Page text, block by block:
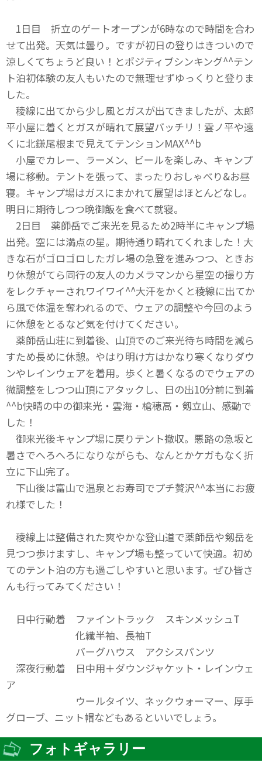
1日目 折立のゲートオープンが6時なので時間を合わ
せて出発。天気は曇り。ですが初日の登りはきついので
涼しくてちょうど良い！とポジティブシンキング^^テン
ト泊初体験の友人もいたので無理せずゆっくりと登りま
した。
稜線に出てから少し風とガスが出てきましたが、太郎
平小屋に着くとガスが晴れて展望バッチリ！雲ノ平や遠
くに北鎌尾根まで見えてテンションMAX^^b
小屋でカレー、ラーメン、ビールを楽しみ、キャンプ
場に移動。テントを張って、まったりおしゃべり&お昼
寝。キャンプ場はガスにまかれて展望はほとんどなし。
明日に期待しつつ晩御飯を食べて就寝。
2日目 薬師岳でご来光を見るため2時半にキャンプ場
出発。空には満点の星。期待通り晴れてくれました！大
きな石がゴロゴロしたガレ場の急登を進みつつ、ときお
り休憩がてら同行の友人のカメラマンから星空の撮り方
をレクチャーされワイワイ^^大汗をかくと稜線に出てか
ら風で体温を奪われるので、ウェアの調整や今回のよう
に休憩をとるなど気を付けてください。
薬師岳山荘に到着後、山頂でのご来光待ち時間を減ら
すため長めに休憩。やはり明け方はかなり寒くなりダウ
ンやレインウェアを着用。歩くと暑くなるのでウェアの
微調整をしつつ山頂にアタックし、日の出10分前に到着
^^b快晴の中の御来光・雲海・槍穂高・剱立山、感動で
した！
御来光後キャンプ場に戻りテント撤収。悪路の急坂と
暑さでへろへろになりながらも、なんとかケガもなく折
立に下山完了。
下山後は富山で温泉とお寿司でプチ贅沢^^本当にお疲
れ様でした！
稜線上は整備された爽やかな登山道で薬師岳や剱岳を
見つつ歩けますし、キャンプ場も整っていて快適。初め
てのテント泊の方も過ごしやすいと思います。ぜひ皆さ
んも行ってみてください！
日中行動着 ファイントラック スキンメッシュT
化繊半袖、長袖T
バーグハウス アクシスパンツ
深夜行動着 日中用＋ダウンジャケット・レインウェ
ア
ウールタイツ、ネックウォーマー、厚手
グローブ、ニット帽などもあるといいでしょう。
フォトギャラリー